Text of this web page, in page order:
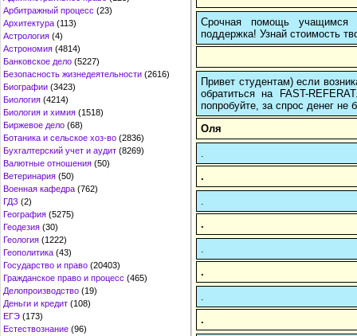
Арбитражный процесс (23)
Архитектура (113)
Астрология (4)
Астрономия (4814)
Банковское дело (5227)
Безопасность жизнедеятельности (2616)
Биографии (3423)
Биология (4214)
Биология и химия (1518)
Биржевое дело (68)
Ботаника и сельское хоз-во (2836)
Бухгалтерский учет и аудит (8269)
Валютные отношения (50)
Ветеринария (50)
Военная кафедра (762)
ГДЗ (2)
География (5275)
Геодезия (30)
Геология (1222)
Геополитика (43)
Государство и право (20403)
Гражданское право и процесс (465)
Делопроизводство (19)
Деньги и кредит (108)
ЕГЭ (173)
Естествознание (96)
Срочная помощь учащимся в
поддержка! Узнай стоимость
Привет студентам) если
обратиться на FAST-
попробуйте, за спрос денег не
Оля
.
.
.
.